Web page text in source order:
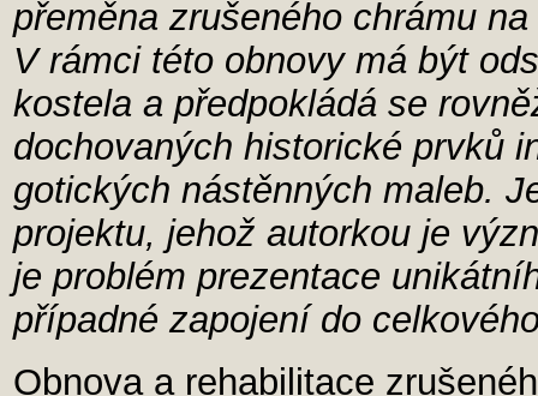
přeměna zrušeného chrámu
V rámci této obnovy má být
kostela a předpokládá se
dochovaných historické prvků
gotických nástěnných maleb.
projektu, jehož autorkou je
je problém prezentace
případné zapojení do
Obnova a rehabilitace